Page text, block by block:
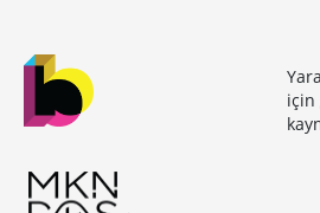
için